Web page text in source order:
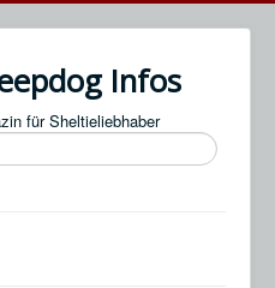
Infos
für Sheltieliebhaber